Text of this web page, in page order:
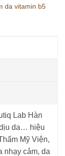
da vitamin b5
Lab Hàn
da… hiệu
Mỹ Viện,
nhạy cảm, da